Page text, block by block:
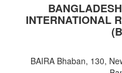
INTERNATIONAL
BAIRA Bhaban, 130,